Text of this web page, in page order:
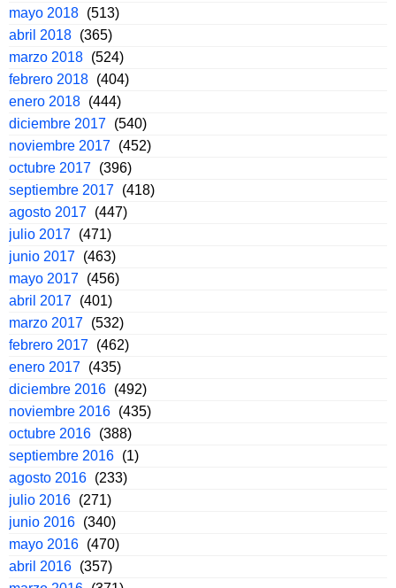
mayo 2018 (513)
abril 2018 (365)
marzo 2018 (524)
febrero 2018 (404)
enero 2018 (444)
diciembre 2017 (540)
noviembre 2017 (452)
octubre 2017 (396)
septiembre 2017 (418)
agosto 2017 (447)
julio 2017 (471)
junio 2017 (463)
mayo 2017 (456)
abril 2017 (401)
marzo 2017 (532)
febrero 2017 (462)
enero 2017 (435)
diciembre 2016 (492)
noviembre 2016 (435)
octubre 2016 (388)
septiembre 2016 (1)
agosto 2016 (233)
julio 2016 (271)
junio 2016 (340)
mayo 2016 (470)
abril 2016 (357)